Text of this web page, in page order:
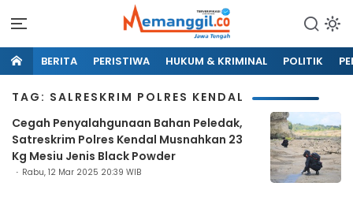
BERITA PERISTIWA HUKUM & KRIMINAL POLITIK
TAG: SALRESKRIM POLRES KENDAL
Cegah Penyalahgunaan Bahan Peledak,
Satreskrim Polres Kendal Musnahkan 23
Kg Mesiu Jenis Black Powder
Rabu, 12 Mar 2025 20:39 WIB